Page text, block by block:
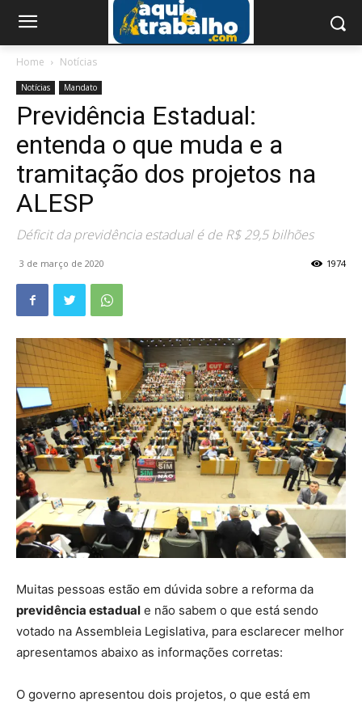
Home Notícias
Notícias Mandato
Previdência Estadual:
entenda o que muda e a
tramitação dos projetos na
ALESP
Déficit da previdência estadual é de R$ 29,5 bilhões
3 de março de 2020 1974
Muitas pessoas estão em dúvida sobre a reforma da
previdência estadual e não sabem o que está sendo
votado na Assembleia Legislativa, para esclarecer melhor
apresentamos abaixo as informações corretas:
O governo apresentou dois projetos, o que está em